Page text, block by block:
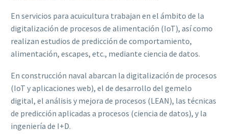
En servicios para acuicultura trabajan en el ámbito de la
digitalización de procesos de alimentación (IoT), así como
realizan estudios de predicción de comportamiento,
alimentación, escapes, etc., mediante ciencia de datos.
En construcción naval abarcan la digitalización de procesos
(IoT y aplicaciones web), el de desarrollo del gemelo
digital, el análisis y mejora de procesos (LEAN), las técnicas
de predicción aplicadas a procesos (ciencia de datos), y la
ingeniería de I+D.